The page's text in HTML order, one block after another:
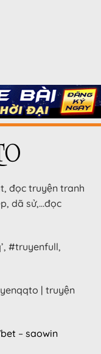
đọc truyện tranh
dã sử,…đọc
#truyenfull,
| truyện
– saowin